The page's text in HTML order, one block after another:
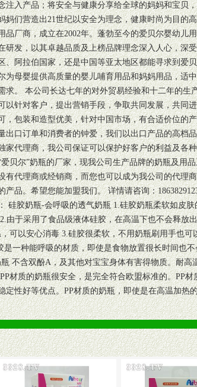
注入产品；将安全与健康分享给全球的妈妈和宝贝
妈们营造出21世纪以安全为理念，健康时尚为目的
品厂商，成立在2002年。蓬勃至今的爱贝尔婴幼儿
研发，以其卓越品质及上榜品牌理念深入人心，深
、阿拉伯国家，还是中国等亚太地区都能寻求到爱
为母婴提供高质量的婴儿哺育用品和妈妈用品，适
求。 本公司长达七年的对外贸易经验和十二年的生
以针对客户，提出营销手段，争取共同发展，共同
，包装和造型优美，针对中国市场，有合适价位的
出口订单和消费者的钟爱，我们以出口产品的高档
家代理商，我公司保证可以保护好客户的利益及各
贝尔”奶瓶的厂家，现我公司生产品牌的奶瓶及用
有代理商或经销商，而您也可以成为我公司的代理
产品。希望您能加盟我们。 详情请咨询：
硅胶奶瓶-会呼吸的透气奶瓶 1.硅胶奶瓶柔软如皮
由于采用了食品级液体硅胶，在高温下也不会释放
可以安心消毒 3.硅胶很柔软，不用奶瓶刷用手也可
是一种能呼吸的材质，即使是食物放置很长时间也
瓶 不含双酚A，及其他对宝宝身体有害得物质。耐
材质的奶瓶很安全，是完全符合欧盟标准的。PP
定性好等优点。PP材质的奶瓶，即使是在高温加热